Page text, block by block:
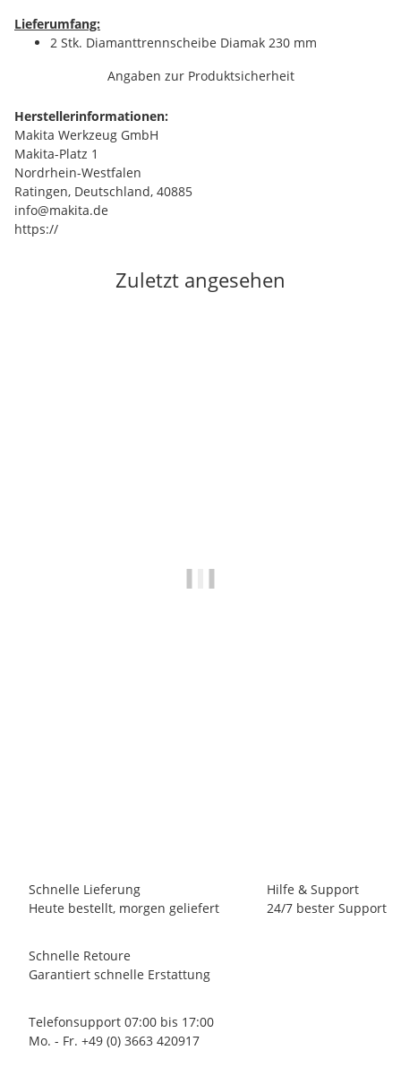
Lieferumfang:
2 Stk. Diamanttrennscheibe Diamak 230 mm
Angaben zur Produktsicherheit
Herstellerinformationen:
Makita Werkzeug GmbH
Makita-Platz 1
Nordrhein-Westfalen
Ratingen, Deutschland, 40885
info@makita.de
https://
Zuletzt angesehen
Schnelle Lieferung
Heute bestellt, morgen geliefert
Hilfe & Support
24/7 bester Support
Schnelle Retoure
Garantiert schnelle Erstattung
Telefonsupport 07:00 bis 17:00
Mo. - Fr. +49 (0) 3663 420917